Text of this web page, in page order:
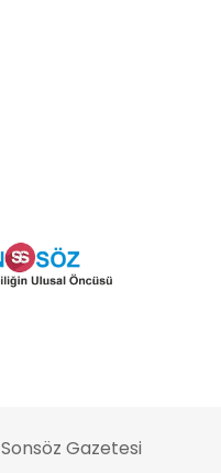
Sonsöz Gazetesi